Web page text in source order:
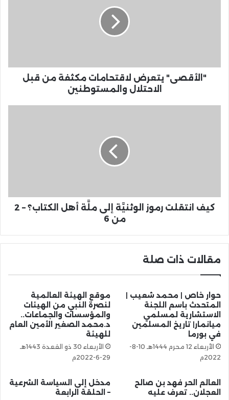
"الأقصى" يتعرض لاقتحامات مكثفة من قبل
الاحتلال والمستوطنين
كيف انتقلت رموز الوثنيَّة إلى ملَّة أهل الكتاب؟ – 2
من 6
مقالات ذات صلة
حوار خاص | محمد شعيب |
المتحدث باسم اللجنة
الاستشارية لمسلمي
ميانمار| تاريخ المسلمين
في بورما
الأربعاء 12 محرم 1444هـ 10-8-
2022م
موقع الهيئة العالمية
لنصرة النبي من الهيئات
والمؤسسات والجماعات..
د.محمد الصغير الأمين العام
للهيئة
الأربعاء 30 ذو القعدة 1443هـ
29-6-2022م
العالم الحر فهد بن صالح
العجلان.. تعرف عليه
مدخل إلى السياسة الشرعية
– الحلقة الرابعة